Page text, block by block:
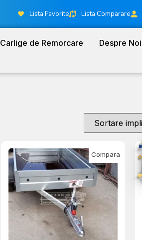
Lista Favorite Lista Comparare
Carlige de Remorcare Despre Noi
Compara